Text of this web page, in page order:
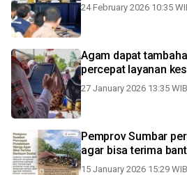
24 February 2026 10:35
Agam dapat
percepat layanan
27 January 2026 13:35 WIB
Pemprov Sumbar
agar bisa terima
15 January 2026 15:29 WIB